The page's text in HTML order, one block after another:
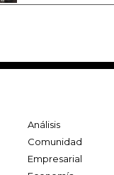
Análisis
Comunidad
Empresarial